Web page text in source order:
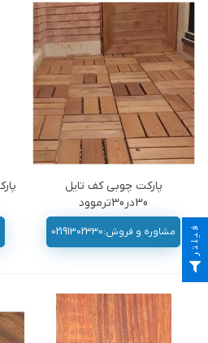
پارکت چوبی کف تایل
30در30ترموود
مشاوره و فروش:02191302330 فیلتر